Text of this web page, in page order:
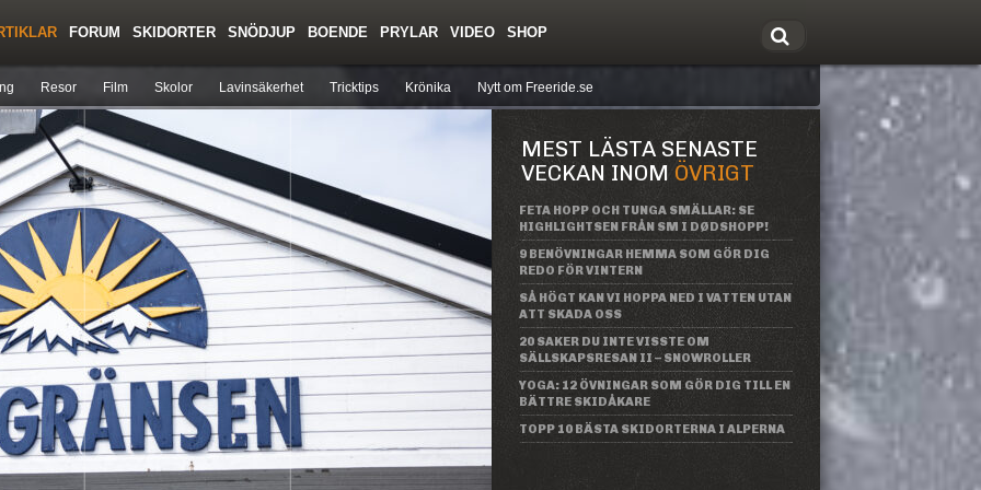
Resor Film Skolor Lavinsäkerhet Tricktips Krönika Nytt om Freeride.se
FORUM SKIDORTER SNÖDJUP BOENDE PRYLAR VIDEO SHOP
MEST LÄSTA SENASTE
VECKAN INOM ÖVRIGT
FETA HOPP OCH TUNGA SMÄLLAR: SE
HIGHLIGHTSEN FRÅN SM I DØDSHOPP!
9 BENÖVNINGAR HEMMA SOM GÖR DIG
REDO FÖR VINTERN
SÅ HÖGT KAN VI HOPPA NED I VATTEN UTAN
ATT SKADA OSS
20 SAKER DU INTE VISSTE OM
SÄLLSKAPSRESAN II – SNOWROLLER
YOGA: 12 ÖVNINGAR SOM GÖR DIG TILL EN
BÄTTRE SKIDÅKARE
TOPP 10 BÄSTA SKIDORTERNA I ALPERNA